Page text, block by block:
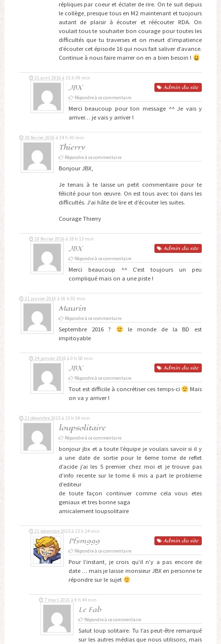
répliques par coeur et éclater de rire. On te suit depuis
le collège, presque tous en M2 maintenant et tuojours
autant de plaisir à écouter et réécouter RDA. On
voulait tous te souhaiter bon courage pour toutes les
difficultés que tu traverses et on meurt d’impatience
d’écouter cet épisode 16 qui nous fait saliver d’avance.
Continue à nous faire marrer on en a bien besoin !
JBX Admin du site
21 avril 2016 à 15 h 09 min
Répondre à ce commentaire
Merci beaucoup pour ton message ^^ Je vais y
arriver… je vais y arriver !
Thierry
18 février 2016 à 14 h 30 min
Répondre à ce commentaire
Bonjour JBX,
Je tenais à te laisse un petit commentaire pour te
félicité pour ton œuvre. On est tous avec toi dans les
difficultés. J’ai hâte de lire et d’écouter les suites.
Courage Thierry
JBX Admin du site
19 février 2016 à 18 h 13 min
Répondre à ce commentaire
Merci beaucoup ^^ C’est toujours un peu
compliqué mais on a une piste !
Maurin
21 janvier 2016 à 16 h 02 min
Répondre à ce commentaire
Septembre 2016 ?
le monde de la BD est
impitoyable
JBX Admin du site
24 janvier 2016 à 0 h 50 min
Répondre à ce commentaire
Tout est difficile à concrétiser ces temps-ci
Mais
on va y arriver !
loupsolitaire
21 décembre 2015 à 13 h 54 min
Répondre à ce commentaire
bonjour jbx et a toute l’équipe je voulais savoir si il y
a une date de sortie pour le 6eme tome de reflet
d’acide j’ai les 5 premier chez moi et je trouve pas
d’info recente sur le tome 6 mis a part le probleme
d’editeur
de toute façon continuer comme cela vous etes
geniaux et tres bonne saga
amicalement loupsolitaire
Pfsm999 Admin du site
21 décembre 2015 à 15 h 24 min
Répondre à ce commentaire
Pour l’instant, je crois qu’il n’y a pas encore de
date … mais je laisse monsieur JBX en personne te
répondre sur le sujet
Le Fab
7 mars 2016 à 9 h 44 min
Répondre à ce commentaire
Salut loup solitaire. Tu l’as peut-être remarqué
sur les autres médias que nous utilisons, mais